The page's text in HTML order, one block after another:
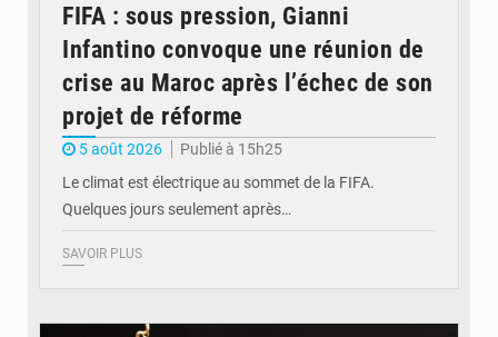
FIFA : sous pression, Gianni
Infantino convoque une réunion de
crise au Maroc après l’échec de son
projet de réforme
5 août 2026
Publié à 15h25
Le climat est électrique au sommet de la FIFA.
Quelques jours seulement après…
SAVOIR PLUS